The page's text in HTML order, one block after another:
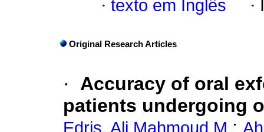
· texto em Inglês ·
Original Research Articles
·
Accuracy of oral
patients undergoing
Edris, Ali Mahmoud M.;